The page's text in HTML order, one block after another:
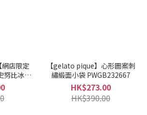
店限定
努比冰淇
【gelato pique】心形圖案刺
繡緞面小袋 PWGB232667
HK$273.00
HK$390.00